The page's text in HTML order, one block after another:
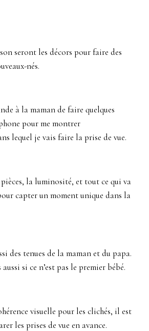
seront les décors pour faire des
nés.
à la maman de faire quelques
pour me montrer
lequel je vais faire la prise de vue.
la luminosité, et tout ce qui va
capter un moment unique dans la
des tenues de la maman et du papa.
si ce n’est pas le premier bébé.
visuelle pour les clichés, il est
les prises de vue en avance.